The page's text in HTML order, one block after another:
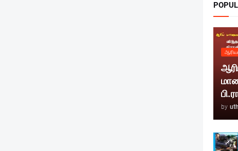
by